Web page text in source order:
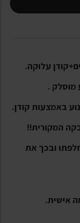
עלוקה.
מוסלק .
ובכך את
אישית.